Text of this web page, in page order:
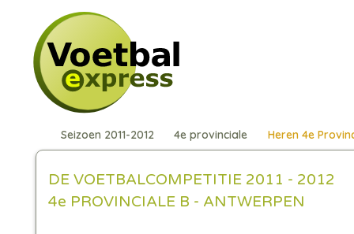
Seizoen 2011-2012 4e provinciale Heren 4e
DE VOETBALCOMPETITIE 2011 - 2012
4e PROVINCIALE B - ANTWERPEN